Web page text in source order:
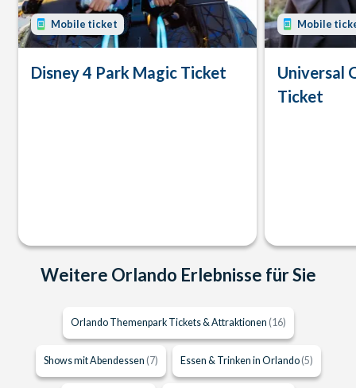
Mobile ticket
Disney 4 Park Magic Ticket
Mobile
Universal
Ticket
Weitere Orlando Erlebnisse für Sie
Orlando Themenpark Tickets & Attraktionen (16)
Shows mit Abendessen (7) Essen & Trinken in Orlando (5)